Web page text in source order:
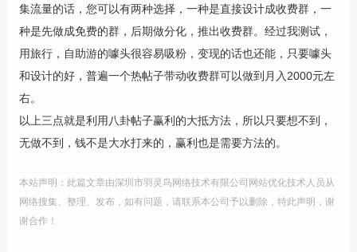
集流量的话，您可以有两种选择，一种是直接设计成收费群，一
种是先做成免费的群，后期做分化，推出收费群。经过我测试，
用旅行，自助游的噱头很容易吸粉，变现的话也还能，只要噱头
和设计的好，普遍一个热帖子带动收费群可以做到月入2000元左
右。
以上三点就是利用八卦帖子赢利的大抵方法，所以只要想不到，
无做不到，钱不是大水打来的，赢利也是需要方法的。
本站声明：此篇文章由深圳市羽灵鸟网络技术有限公司网站优化技术人员从
网络搜集、整理、发布，如有问题，请联系本公司予以删除，特此声明，谢
谢合作！